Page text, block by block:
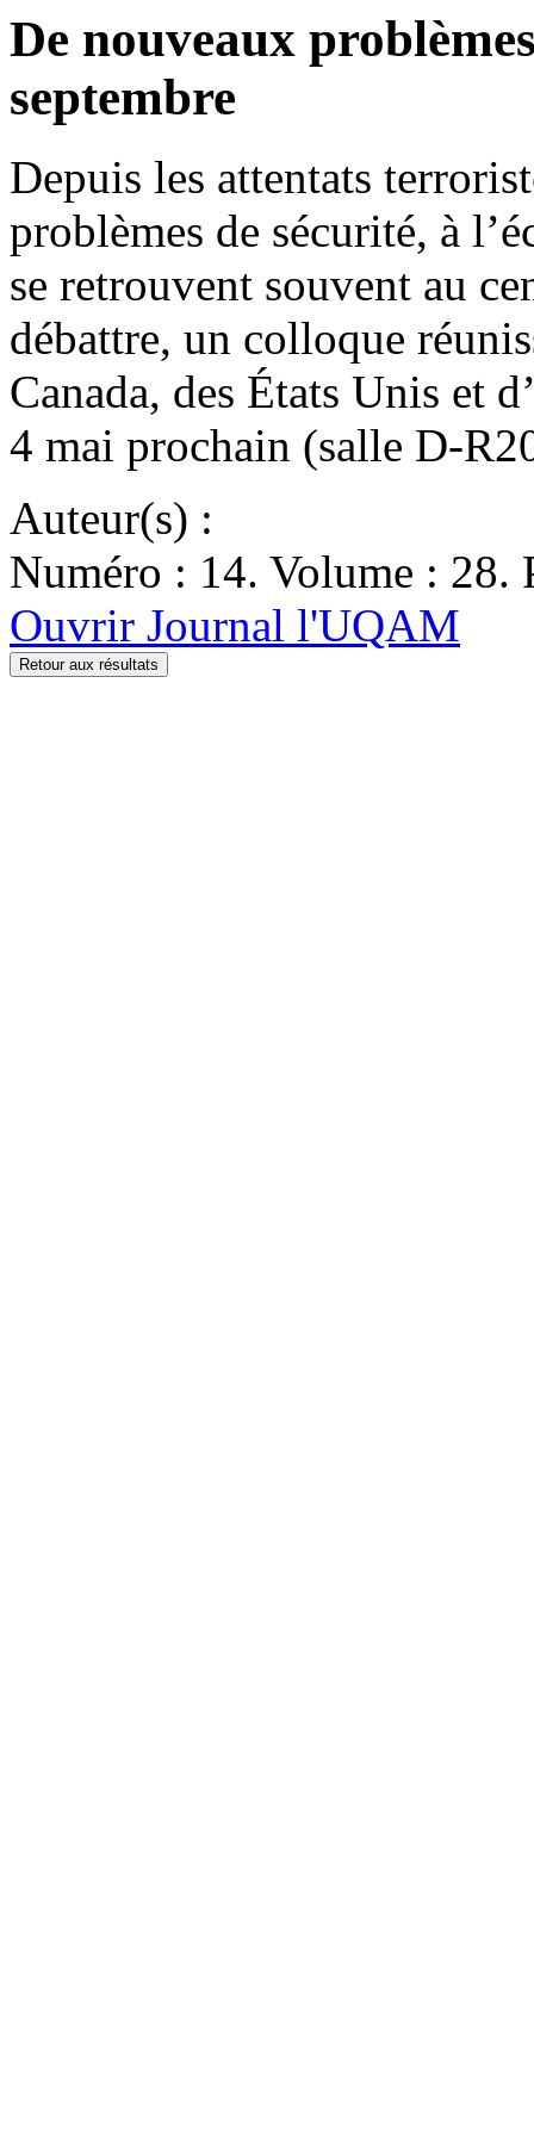
De nouveaux
septembre
Depuis les attentats
problèmes de sécurité, à
se retrouvent souvent au
débattre, un colloque
Canada, des États Unis et
4 mai prochain (salle D-
Auteur(s) :
Numéro : 14. Volume : 28.
Ouvrir Journal l'UQAM
Retour aux résultats